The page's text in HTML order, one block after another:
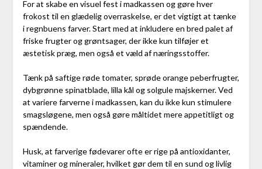
For at skabe en visuel fest i madkassen og gøre hver
frokost til en glædelig overraskelse, er det vigtigt at tænke
i regnbuens farver. Start med at inkludere en bred palet af
friske frugter og grøntsager, der ikke kun tilføjer et
æstetisk præg, men også et væld af næringsstoffer.
Tænk på saftige røde tomater, sprøde orange peberfrugter,
dybgrønne spinatblade, lilla kål og solgule majskerner. Ved
at variere farverne i madkassen, kan du ikke kun stimulere
smagsløgene, men også gøre måltidet mere appetitligt og
spændende.
Husk, at farverige fødevarer ofte er rige på antioxidanter,
vitaminer og mineraler, hvilket gør dem til en sund og livlig